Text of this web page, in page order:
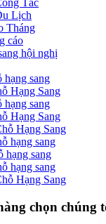
Lịch
Tháng
cáo
hội nghị
hạng sang
Hạng Sang
hạng sang
Hạng Sang
Hạng Sang
hạng sang
hạng sang
hạng sang
Hạng Sang
chọn chúng